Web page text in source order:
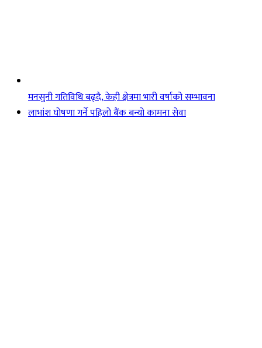
मनसुनी गतिविधि बढ्दै, केही क्षेत्रमा भारी वर्षाको सम्भावना
लाभांश घोषणा गर्ने पहिलो बैंक बन्यो कामना सेवा